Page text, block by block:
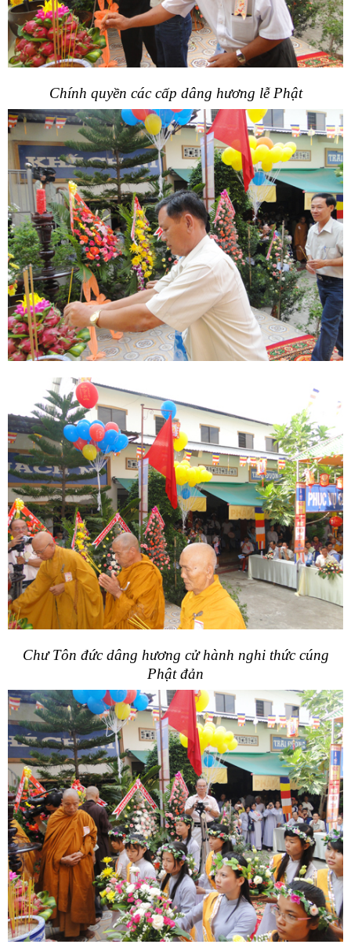
Chính quyền các cấp dâng hương lễ Phật
Chư Tôn đức dâng hương cử hành nghi thức cúng
Phật đản